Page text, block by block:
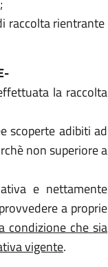
raccolta rientrante
la raccolta
scoperte adibiti ad
non superiore a
e nettamente
a proprie
condizione che sia
vigente.